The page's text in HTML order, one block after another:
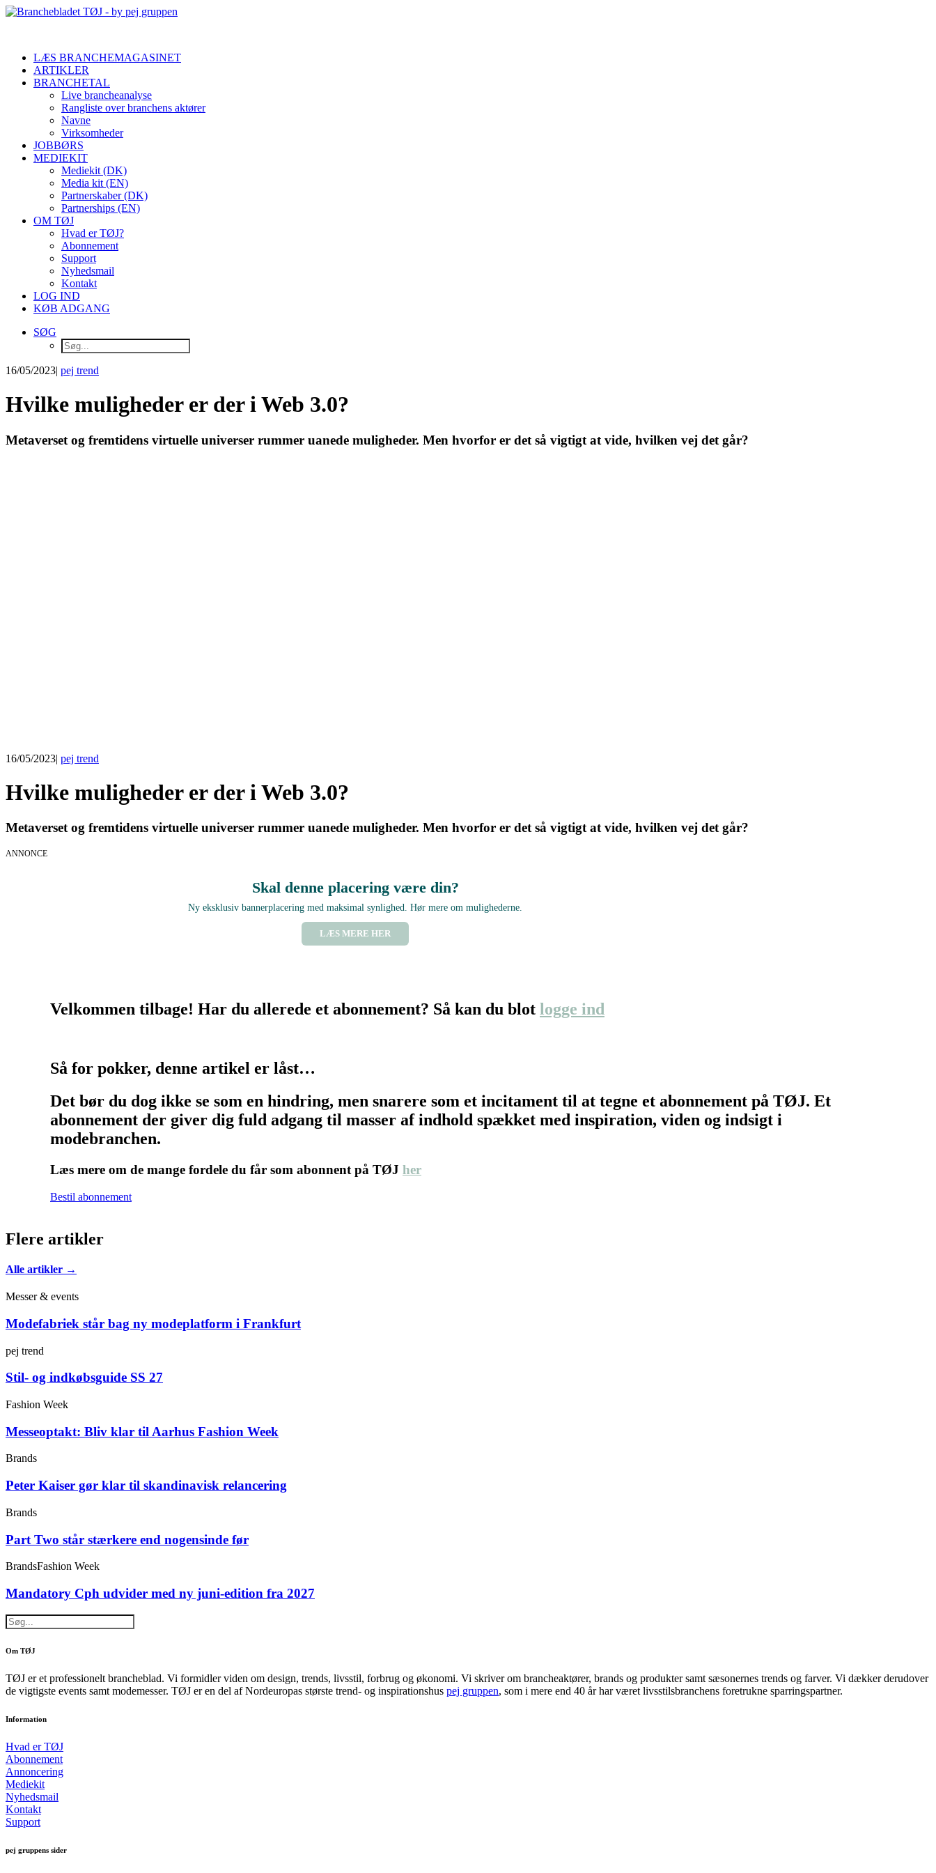
LÆS BRANCHEMAGASINET
ARTIKLER
BRANCHETAL
Live brancheanalyse
Rangliste over branchens aktører
Navne
Virksomheder
JOBBØRS
MEDIEKIT
Mediekit (DK)
Media kit (EN)
Partnerskaber (DK)
Partnerships (EN)
OM TØJ
Hvad er TØJ?
Abonnement
Support
Nyhedsmail
Kontakt
LOG IND
KØB ADGANG
SØG
16/05/2023| pej trend
Hvilke muligheder er der i Web 3.0?
Metaverset og fremtidens virtuelle universer rummer uanede muligheder. Men hvorfor er det så vigtigt at vide, hvilken vej det går?
16/05/2023| pej trend
Hvilke muligheder er der i Web 3.0?
Metaverset og fremtidens virtuelle universer rummer uanede muligheder. Men hvorfor er det så vigtigt at vide, hvilken vej det går?
ANNONCE
Skal denne placering være din?
Ny eksklusiv bannerplacering med maksimal synlighed. Hør mere om mulighederne.
LÆS MERE HER
Velkommen tilbage! Har du allerede et abonnement? Så kan du blot logge ind
Så for pokker, denne artikel er låst…
Det bør du dog ikke se som en hindring, men snarere som et incitament til at tegne et abonnement på TØJ. Et
abonnement der giver dig fuld adgang til masser af indhold spækket med inspiration, viden og indsigt i
modebranchen.
Læs mere om de mange fordele du får som abonnent på TØJ her
Bestil abonnement
Flere artikler
Alle artikler →
Messer & events
Modefabriek står bag ny modeplatform i Frankfurt
pej trend
Stil- og indkøbsguide SS 27
Fashion Week
Messeoptakt: Bliv klar til Aarhus Fashion Week
Brands
Peter Kaiser gør klar til skandinavisk relancering
Brands
Part Two står stærkere end nogensinde før
BrandsFashion Week
Mandatory Cph udvider med ny juni-edition fra 2027
Om TØJ
TØJ er et professionelt brancheblad. Vi formidler viden om design, trends, livsstil, forbrug og økonomi. Vi skriver om brancheaktører, brands og produkter samt sæsonernes trends og farver. Vi dækker derudover
de vigtigste events samt modemesser. TØJ er en del af Nordeuropas største trend- og inspirationshus pej gruppen, som i mere end 40 år har været livsstilsbranchens foretrukne sparringspartner.
Information
Hvad er TØJ
Abonnement
Annoncering
Mediekit
Nyhedsmail
Kontakt
Support
pej gruppens sider